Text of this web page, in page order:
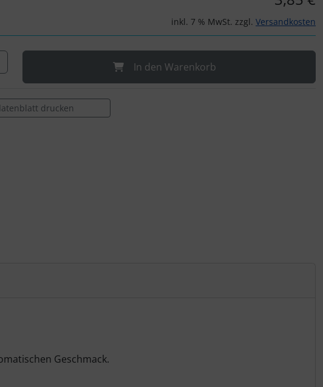
inkl. 7 % MwSt. zzgl. Versandkosten
In den Warenkorb
drucken
Geschmack.